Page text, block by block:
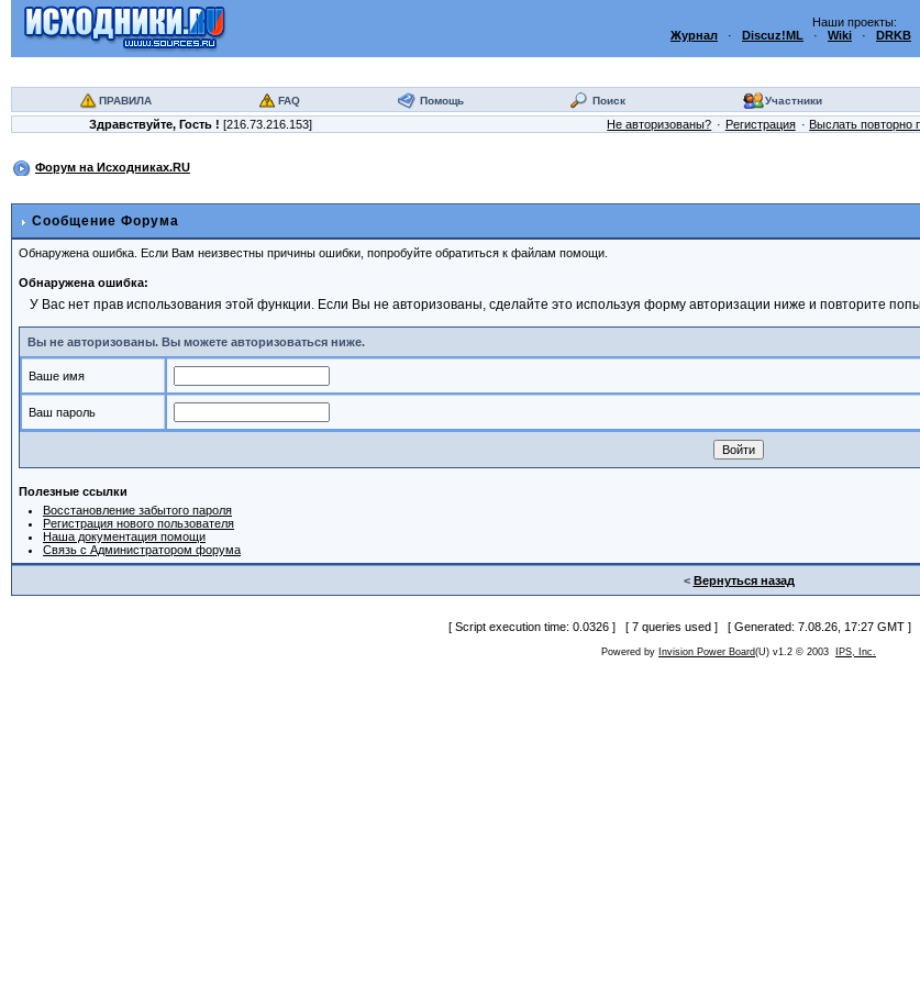
Наши проекты:
Журнал · Discuz!ML · Wiki · DRKB
ПРАВИЛА FAQ Помощь Поиск Участники
Здравствуйте, Гость ! [216.73.216.153] Не авторизованы? Регистрация Выслать повторно
Форум на Исходниках.RU
Сообщение Форума
Обнаружена ошибка. Если Вам неизвестны причины ошибки, попробуйте обратиться к файлам помощи.
Обнаружена ошибка:
У Вас нет прав использования этой функции. Если Вы не авторизованы, сделайте это используя форму авторизации ниже и повторите
Вы не авторизованы. Вы можете авторизоваться ниже.
Ваше имя
Ваш пароль
Полезные ссылки
Восстановление забытого пароля
Регистрация нового пользователя
Наша документация помощи
Связь с Администратором форума
< Вернуться назад
[ Script execution time: 0.0326 ] [ 7 queries used ] [ Generated: 7.08.26, 17:27 GMT ]
Powered by Invision Power Board(U) v1.2 © 2003 IPS, Inc.